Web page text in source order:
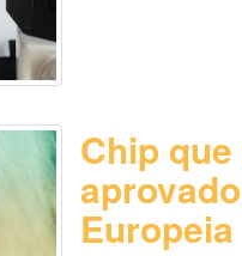
Chip
Europeia